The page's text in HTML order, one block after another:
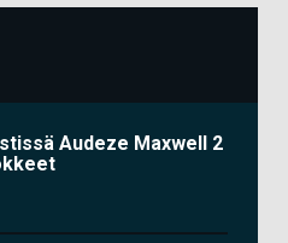
Audeze Maxwell 2